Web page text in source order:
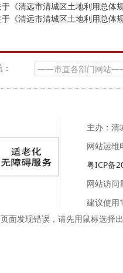
于《清远市清城区土地利用总体
于《清远市清城区土地利用总体
主办：清
网站运维
粤ICP备
网站访问
建议使用
面发现错误，请先用鼠标选择